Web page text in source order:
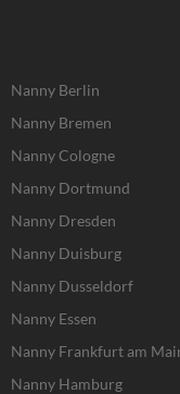
Nanny Berlin
Nanny Bremen
Nanny Cologne
Nanny Dortmund
Nanny Dresden
Nanny Duisburg
Nanny Dusseldorf
Nanny Essen
Nanny Frankfurt am
Nanny Hamburg